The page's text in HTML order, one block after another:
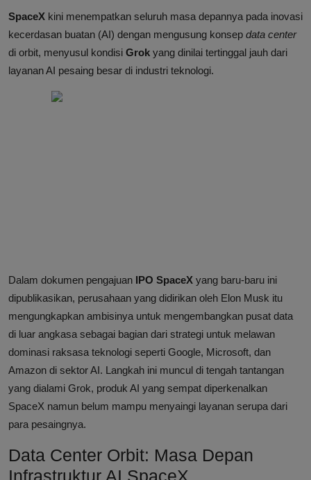
SpaceX kini menempatkan seluruh masa depannya pada inovasi
kecerdasan buatan (AI) dengan mengusung konsep data center
di orbit, menyusul kondisi Grok yang dinilai tertinggal jauh dari
layanan AI pesaing besar di industri teknologi.
Dalam dokumen pengajuan IPO SpaceX yang baru-baru ini
dipublikasikan, perusahaan yang didirikan oleh Elon Musk itu
mengungkapkan ambisinya untuk mengembangkan pusat data
di luar angkasa sebagai bagian dari strategi untuk melawan
dominasi raksasa teknologi seperti Google, Microsoft, dan
Amazon di sektor AI. Langkah ini muncul di tengah tantangan
yang dialami Grok, produk AI yang sempat diperkenalkan
SpaceX namun belum mampu menyaingi layanan serupa dari
para pesaingnya.
Data Center Orbit: Masa Depan
Infrastruktur AI SpaceX